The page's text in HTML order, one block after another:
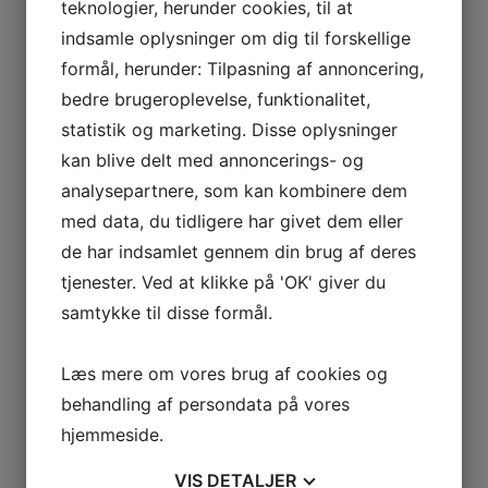
Foamer 15 100ml
Tilføj til kurv
Optjen120Point
Growth Factor Eye Serum 15ml
1.200,00 kr.
Tilføj til kurv
Optjen172Point
Growth Factor Serum 30 ml.
Tilføj til kurv
teknologier, herunder cookies, til at
indsamle oplysninger om dig til forskellige
formål, herunder: Tilpasning af annoncering,
bedre brugeroplevelse, funktionalitet,
statistik og marketing. Disse oplysninger
kan blive delt med annoncerings- og
analysepartnere, som kan kombinere dem
med data, du tidligere har givet dem eller
de har indsamlet gennem din brug af deres
tjenester. Ved at klikke på 'OK' giver du
samtykke til disse formål.
Læs mere om vores brug af cookies og
behandling af persondata på vores
hjemmeside.
VIS DETALJER